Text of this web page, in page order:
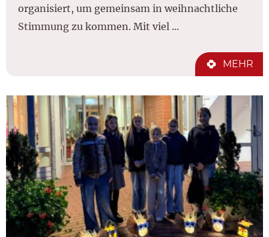
organisiert, um gemeinsam in weihnachtliche
Stimmung zu kommen. Mit viel ...
MEHR